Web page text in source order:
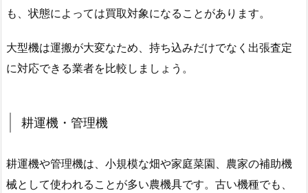
も、状態によっては買取対象になることがあります。
大型機は運搬が大変なため、持ち込みだけでなく出張査定
に対応できる業者を比較しましょう。
耕運機・管理機
耕運機や管理機は、小規模な畑や家庭菜園、農家の補助機
械として使われることが多い農機具です。古い機種でも、